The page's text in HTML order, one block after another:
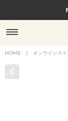
8/17(月
贈る相手や
HOME | オンラインスト